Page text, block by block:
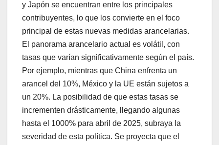
y Japón se encuentran entre los principales
contribuyentes, lo que los convierte en el foco
principal de estas nuevas medidas arancelarias.
El panorama arancelario actual es volátil, con
tasas que varían significativamente según el país.
Por ejemplo, mientras que China enfrenta un
arancel del 10%, México y la UE están sujetos a
un 20%. La posibilidad de que estas tasas se
incrementen drásticamente, llegando algunas
hasta el 1000% para abril de 2025, subraya la
severidad de esta política. Se proyecta que el